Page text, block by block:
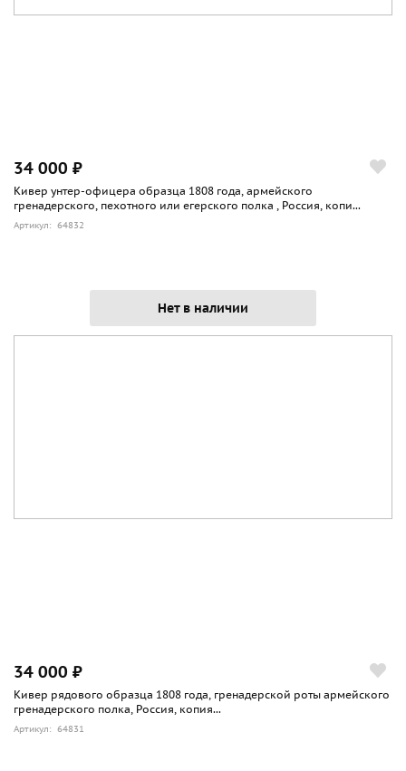
34 000 ₽
Кивер унтер-офицера образца 1808 года, армейского
гренадерского, пехотного или егерского полка , Россия, копи...
Артикул: 64832
Нет в наличии
34 000 ₽
Кивер рядового образца 1808 года, гренадерской роты армейского
гренадерского полка, Россия, копия...
Артикул: 64831